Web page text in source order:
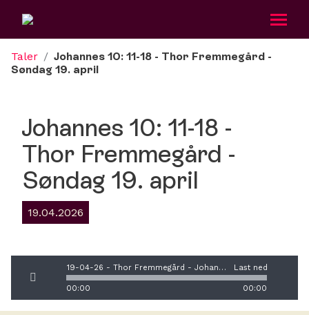
Aktiviteter
Betania Ung
Kalender
Gi en gave
Taler / Johannes 10: 11-18 - Thor Fremmegård -
Søndag 19. april
Johannes 10: 11-18 -
Thor Fremmegård -
Søndag 19. april
19.04.2026
00:00 00:00
19-04-26 - Thor Fremmegård - Johannes 10_11-18(2).mp3 Last ned